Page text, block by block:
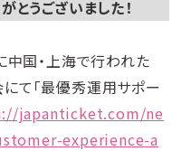
とうございました！
国・上海で行われた
て「最優秀運用サポー
japanticket.com/ne
experience-a